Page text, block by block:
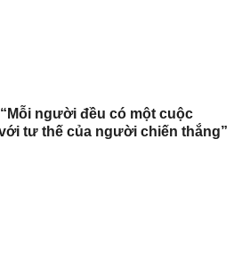
người đều có một cuộc
tư thế của người chiến thắng”